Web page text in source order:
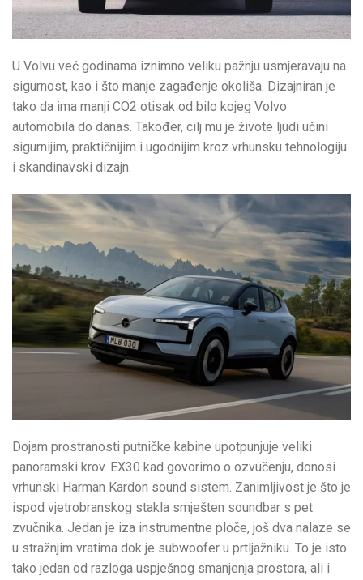
U Volvu već godinama iznimno veliku pažnju usmjeravaju na
sigurnost, kao i što manje zagađenje okoliša. Dizajniran je
tako da ima manji CO2 otisak od bilo kojeg Volvo
automobila do danas. Također, cilj mu je živote ljudi učini
sigurnijim, praktičnijim i ugodnijim kroz vrhunsku tehnologiju
i skandinavski dizajn.
Dojam prostranosti putničke kabine upotpunjuje veliki
panoramski krov. EX30 kad govorimo o ozvučenju, donosi
vrhunski Harman Kardon sound sistem. Zanimljivost je što je
ispod vjetrobranskog stakla smješten soundbar s pet
zvučnika. Jedan je iza instrumentne ploče, još dva nalaze se
u stražnjim vratima dok je subwoofer u prtljažniku. To je isto
tako jedan od razloga uspješnog smanjenja prostora, ali i